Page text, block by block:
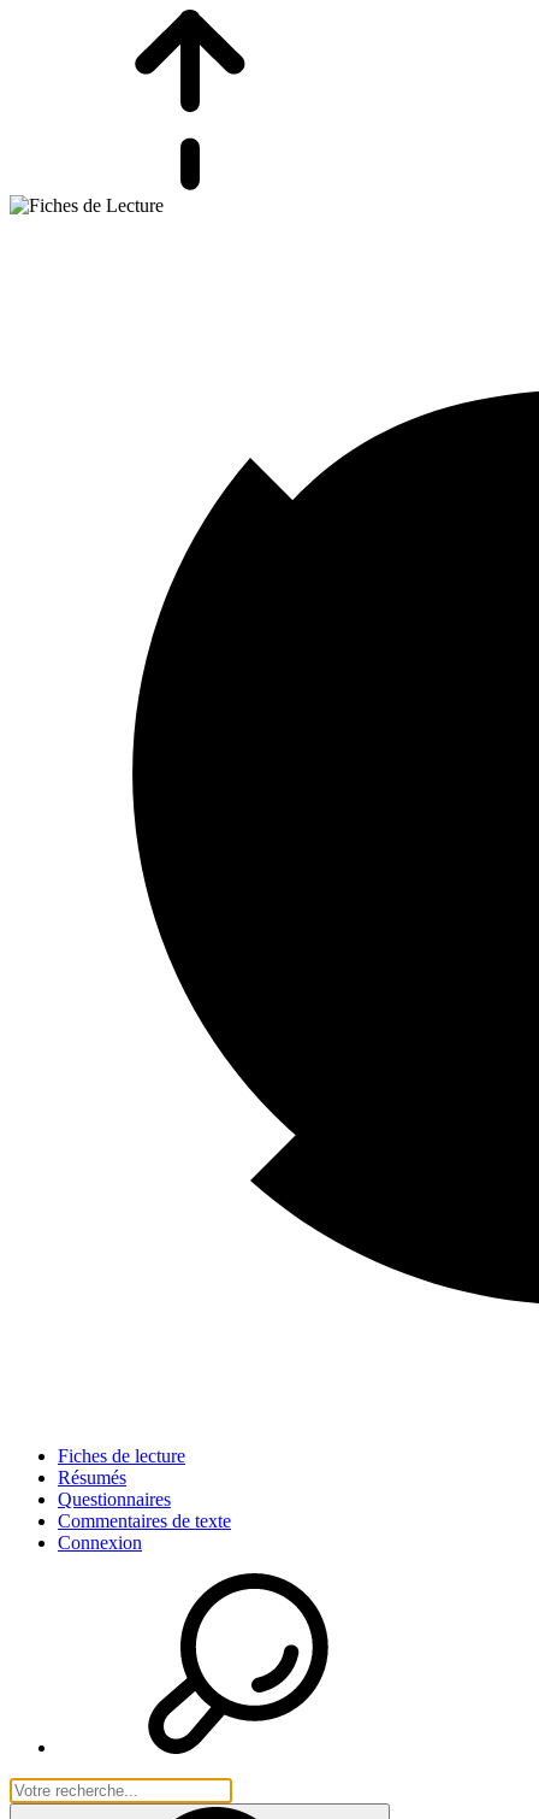
Fiches de lecture
Résumés
Questionnaires
Commentaires de texte
Connexion